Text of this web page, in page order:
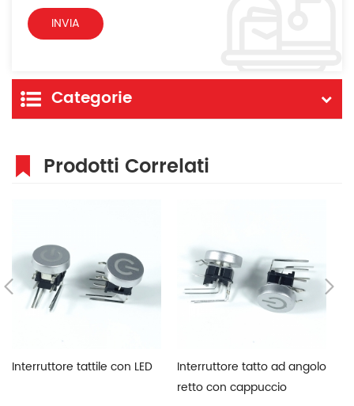
Categorie
Prodotti Correlati
Interruttore tattile con LED
Interruttore tatto ad angolo
retto con cappuccio